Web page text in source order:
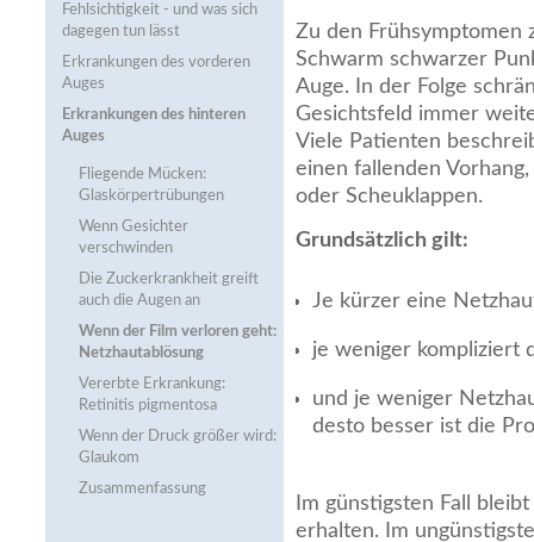
Fehlsichtigkeit - und was sich
dagegen tun lässt
Erkrankungen des vorderen
Auges
Erkrankungen des hinteren
Auges
Fliegende Mücken:
Glaskörpertrübungen
Wenn Gesichter
verschwinden
Die Zuckerkrankheit greift
auch die Augen an
Wenn der Film verloren geht:
Netzhautablösung
Vererbte Erkrankung:
Retinitis pigmentosa
Wenn der Druck größer wird:
Glaukom
Zusammenfassung
Zu den Frühsymptomen
Schwarm schwarzer
Auge. In der Folge
Gesichtsfeld immer
Viele Patienten
einen fallenden
oder Scheuklappen.
Grundsätzlich gilt:
Je kürzer eine
je weniger kompliziert
und je weniger
desto besser ist die
Im günstigsten Fall
erhalten. Im